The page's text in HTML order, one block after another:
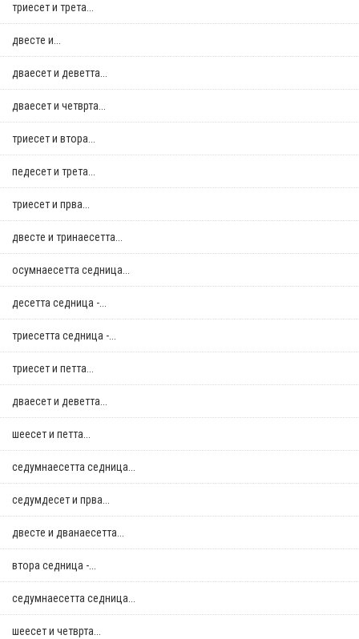
триесет и трета...
двестe и...
дваесет и деветта...
дваесет и четврта...
триесет и втора...
педесет и трета...
триесет и прва...
двестe и тринаесетта...
осумнaесетта седница...
десетта седница -...
триесетта седница -...
триесет и петта...
дваесет и деветта...
шеесет и петта...
седумнаесетта седница...
седумдесет и прва...
двестe и дванаесетта...
втора седница -...
седумнаесетта седница...
шеесет и четврта...